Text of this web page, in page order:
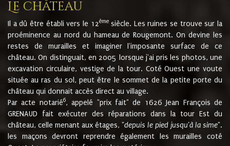
Le château
Il a dû être établi vers le 12èmesiècle. Les ruines se trouve sur la
proéminence au nord du hameau de Rougemont. On devine les
restes de murailles et imaginer l'imposante surface de ce
château. On distinguait, en 2005 lorsque j'ai pris les photos, une
excavation circulaire, vestige de la tour. Coté Ouest une voute
située au ras du sol, peut être le sommet de la petite porte du
château qui donnait accès direct au village.
Par acte notarié6, appelé "prix fait" de 1626 Jean François de
GRENAUD fait exécuter des réparations dans la tour Est du
château, celle menant aux étages, "depuis le pied jusqu'à la sime".
les maçons devront reprendre également les murailles coté